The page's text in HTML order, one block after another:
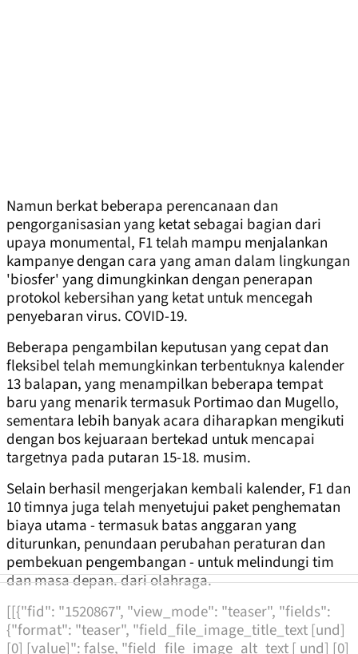
Namun berkat beberapa perencanaan dan
pengorganisasian yang ketat sebagai bagian dari
upaya monumental, F1 telah mampu menjalankan
kampanye dengan cara yang aman dalam lingkungan
'biosfer' yang dimungkinkan dengan penerapan
protokol kebersihan yang ketat untuk mencegah
penyebaran virus. COVID-19.
Beberapa pengambilan keputusan yang cepat dan
fleksibel telah memungkinkan terbentuknya kalender
13 balapan, yang menampilkan beberapa tempat
baru yang menarik termasuk Portimao dan Mugello,
sementara lebih banyak acara diharapkan mengikuti
dengan bos kejuaraan bertekad untuk mencapai
targetnya pada putaran 15-18. musim.
Selain berhasil mengerjakan kembali kalender, F1 dan
10 timnya juga telah menyetujui paket penghematan
biaya utama - termasuk batas anggaran yang
diturunkan, penundaan perubahan peraturan dan
pembekuan pengembangan - untuk melindungi tim
dan masa depan. dari olahraga.
[[{"fid": "1520867", "view_mode": "teaser", "fields":
{"format": "teaser", "field_file_image_title_text [und]
[0] [value]": false, "field_file_image_alt_text [ und] [0]